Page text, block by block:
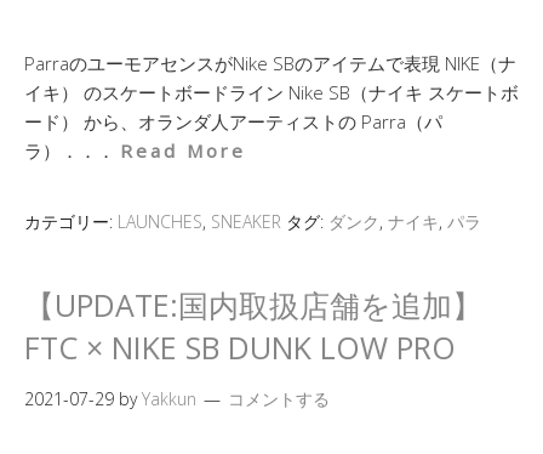
ParraのユーモアセンスがNike SBのアイテムで表現 NIKE（ナ
イキ） のスケートボードライン Nike SB（ナイキ スケートボ
ード） から、オランダ人アーティストの Parra（パ
ラ）．．． Read More
カテゴリー: LAUNCHES, SNEAKER タグ: ダンク, ナイキ, パラ
【UPDATE:国内取扱店舗を追加】
FTC × NIKE SB DUNK LOW PRO
2021-07-29 byYakkun コメントする